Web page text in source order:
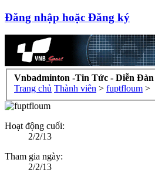
Đăng nhập hoặc Đăng ký
Vnbadminton -Tin Tức - Diễn
Trang chủ Thành viên > fuptfloum >
Hoạt động cuối:
2/2/13
Tham gia ngày:
2/2/13